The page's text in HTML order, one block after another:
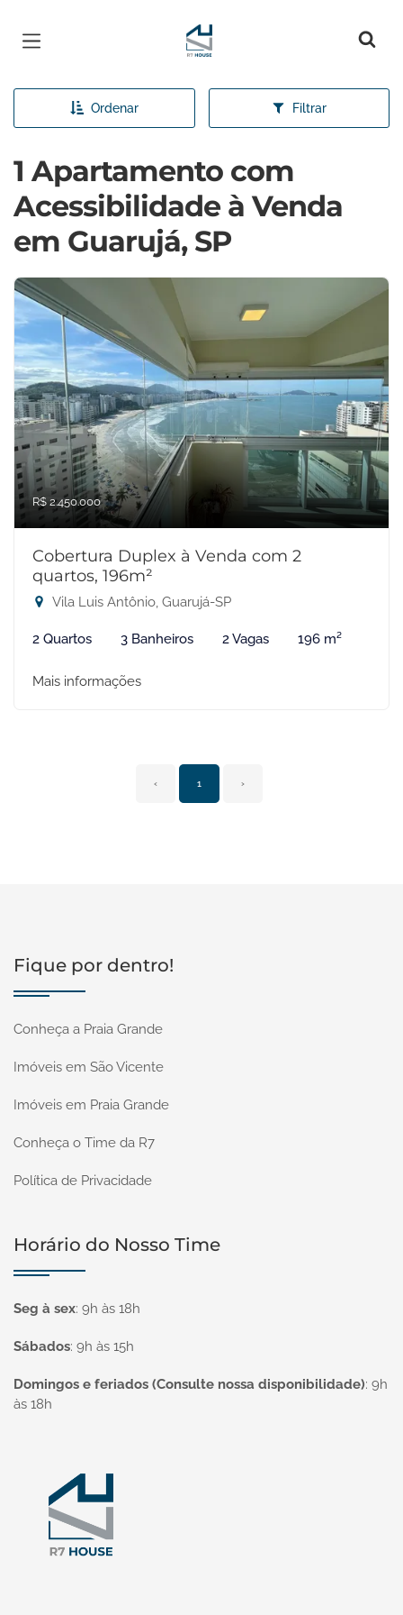
Página inicial
Ordenar Filtrar
1 Apartamento com
Acessibilidade à Venda
em Guarujá, SP
R$ 2.450.000
Cobertura Duplex à Venda com 2
quartos, 196m²
Vila Luis Antônio, Guarujá-SP
2 Quartos 3 Banheiros 2 Vagas 196 m²
Mais informações
‹ 1 ›
Fique por dentro!
Conheça a Praia Grande
Imóveis em São Vicente
Imóveis em Praia Grande
Conheça o Time da R7
Política de Privacidade
Horário do Nosso Time
Seg à sex: 9h às 18h
Sábados: 9h às 15h
Domingos e feriados (Consulte nossa disponibilidade): 9h
às 18h